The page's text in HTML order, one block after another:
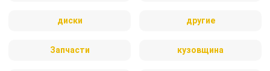
диски другие
Запчасти кузовщина